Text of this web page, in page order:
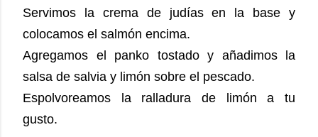
Servimos la crema de judías en la base y
colocamos el salmón encima.
Agregamos el panko tostado y añadimos la
salsa de salvia y limón sobre el pescado.
Espolvoreamos la ralladura de limón a tu
gusto.